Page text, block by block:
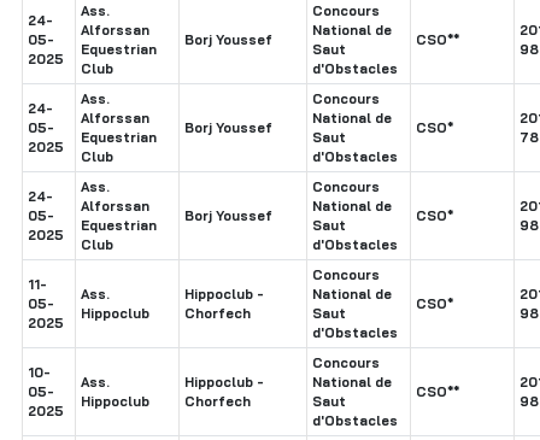
24-
05-
2025
Ass.
Alforssan
Equestrian
Club
Borj Youssef
Concours
National de
Saut
d'Obstacles
CSO**
24-
05-
2025
Ass.
Alforssan
Equestrian
Club
Borj Youssef
Concours
National de
Saut
d'Obstacles
CSO*
24-
05-
2025
Ass.
Alforssan
Equestrian
Club
Borj Youssef
Concours
National de
Saut
d'Obstacles
CSO*
11-
05-
2025
Ass.
Hippoclub
Hippoclub -
Chorfech
Concours
National de
Saut
d'Obstacles
CSO*
10-
05-
2025
Ass.
Hippoclub
Hippoclub -
Chorfech
Concours
National de
Saut
d'Obstacles
CSO**